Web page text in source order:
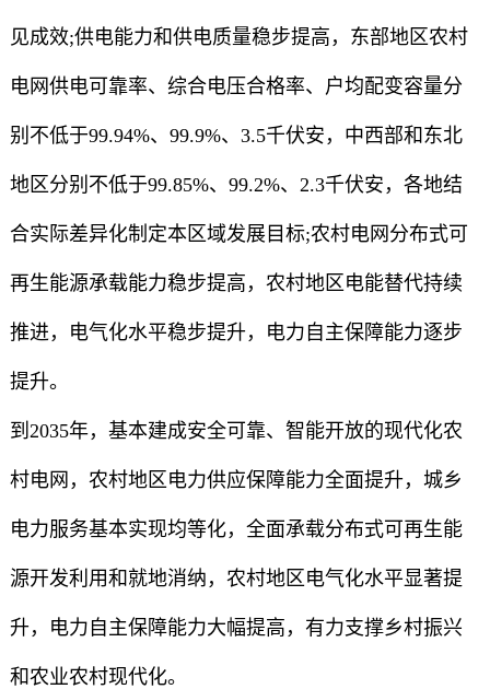
见成效;供电能力和供电质量稳步提高，东部地区农村
电网供电可靠率、综合电压合格率、户均配变容量分
别不低于99.94%、99.9%、3.5千伏安，中西部和东北
地区分别不低于99.85%、99.2%、2.3千伏安，各地结
合实际差异化制定本区域发展目标;农村电网分布式可
再生能源承载能力稳步提高，农村地区电能替代持续
推进，电气化水平稳步提升，电力自主保障能力逐步
提升。
到2035年，基本建成安全可靠、智能开放的现代化农
村电网，农村地区电力供应保障能力全面提升，城乡
电力服务基本实现均等化，全面承载分布式可再生能
源开发利用和就地消纳，农村地区电气化水平显著提
升，电力自主保障能力大幅提高，有力支撑乡村振兴
和农业农村现代化。